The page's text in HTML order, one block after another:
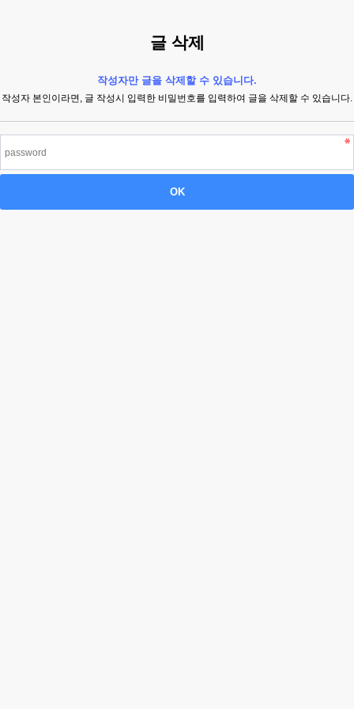
글 삭제
작성자만 글을 삭제할 수 있습니다.
작성자 본인이라면, 글 작성시 입력한 비밀번호를 입력하여 글을 삭제할 수 있습니다.